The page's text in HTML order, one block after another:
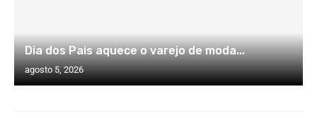
Dia dos Pais aquece o varejo de moda...
agosto 5, 2026